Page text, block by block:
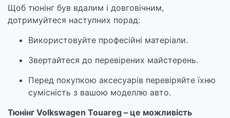
Щоб тюнінг був вдалим і довговічним,
дотримуйтеся наступних порад:
Використовуйте професійні матеріали.
Звертайтеся до перевірених майстерень.
Перед покупкою аксесуарів перевіряйте їхню
сумісність з вашою моделлю авто.
Тюнінг Volkswagen Touareg – це можливість